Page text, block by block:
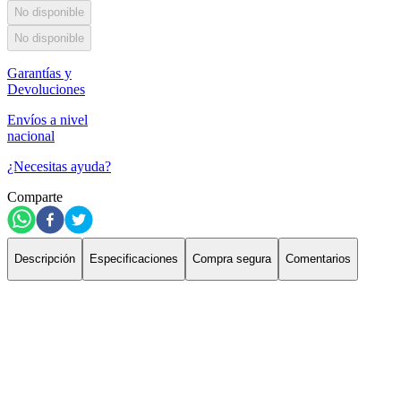
No disponible
No disponible
Garantías y
Devoluciones
Envíos a nivel
nacional
¿Necesitas ayuda?
Comparte
Descripción Especificaciones Compra segura Comentarios